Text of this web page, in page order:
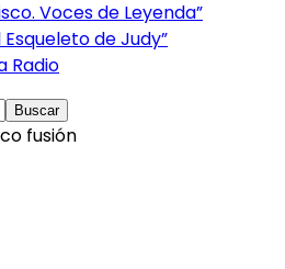
Voces de Leyenda”
Esqueleto de Judy”
Radio
fusión